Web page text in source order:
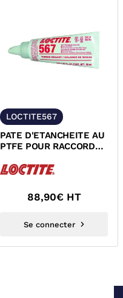
LOCTITE567
PATE D'ETANCHEITE AU
PTFE POUR RACCORDS
FAIBLE...
88,90€ HT
Se connecter